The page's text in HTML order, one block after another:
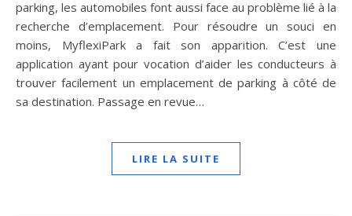
parking, les automobiles font aussi face au problème lié à la
recherche d’emplacement. Pour résoudre un souci en
moins, MyflexiPark a fait son apparition. C’est une
application ayant pour vocation d’aider les conducteurs à
trouver facilement un emplacement de parking à côté de
sa destination. Passage en revue…
LIRE LA SUITE